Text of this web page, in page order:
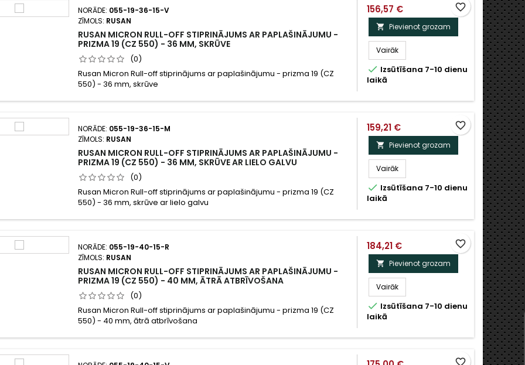
NORĀDE: 055-19-36-15-V
ZĪMOLS: RUSAN
RUSAN MICRON RULL-OFF STIPRINĀJUMS AR PAPLAŠINĀJUMU -
PRIZMA 19 (CZ 550) - 36 MM, SKRŪVE
(0)
Rusan Micron Rull-off stiprinājums ar paplašinājumu - prizma 19 (CZ
550) - 36 mm, skrūve
156,57 €
 Pievienot grozam
Vairāk
 Izsūtīšana 7-10 dienu
laikā
favorite_border
NORĀDE: 055-19-36-15-M
ZĪMOLS: RUSAN
RUSAN MICRON RULL-OFF STIPRINĀJUMS AR PAPLAŠINĀJUMU -
PRIZMA 19 (CZ 550) - 36 MM, SKRŪVE AR LIELO GALVU
(0)
Rusan Micron Rull-off stiprinājums ar paplašinājumu - prizma 19 (CZ
550) - 36 mm, skrūve ar lielo galvu
159,21 €
 Pievienot grozam
Vairāk
 Izsūtīšana 7-10 dienu
laikā
favorite_border
NORĀDE: 055-19-40-15-R
ZĪMOLS: RUSAN
RUSAN MICRON RULL-OFF STIPRINĀJUMS AR PAPLAŠINĀJUMU -
PRIZMA 19 (CZ 550) - 40 MM, ĀTRĀ ATBRĪVOŠANA
(0)
Rusan Micron Rull-off stiprinājums ar paplašinājumu - prizma 19 (CZ
550) - 40 mm, ātrā atbrīvošana
184,21 €
 Pievienot grozam
Vairāk
 Izsūtīšana 7-10 dienu
laikā
favorite_border
favorite_border